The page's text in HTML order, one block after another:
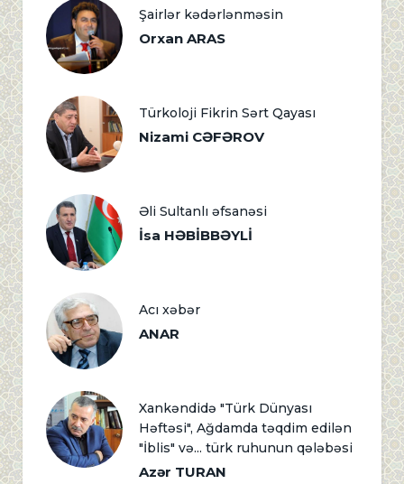
Şairlər kədərlənməsin
Orxan ARAS
Türkoloji Fikrin Sərt Qayası
Nizami CƏFƏROV
Əli Sultanlı əfsanəsi
İsa HƏBİBBƏYLİ
Acı xəbər
ANAR
Xankəndidə "Türk Dünyası
Həftəsi", Ağdamda təqdim edilən
"İblis" və... türk ruhunun qələbəsi
Azər TURAN